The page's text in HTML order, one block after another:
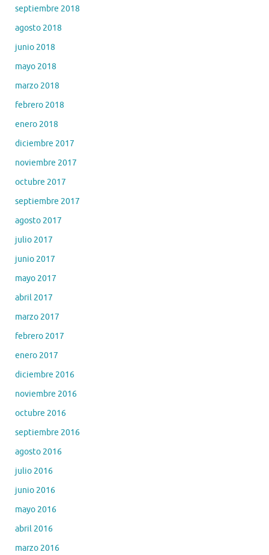
septiembre 2018
agosto 2018
junio 2018
mayo 2018
marzo 2018
febrero 2018
enero 2018
diciembre 2017
noviembre 2017
octubre 2017
septiembre 2017
agosto 2017
julio 2017
junio 2017
mayo 2017
abril 2017
marzo 2017
febrero 2017
enero 2017
diciembre 2016
noviembre 2016
octubre 2016
septiembre 2016
agosto 2016
julio 2016
junio 2016
mayo 2016
abril 2016
marzo 2016